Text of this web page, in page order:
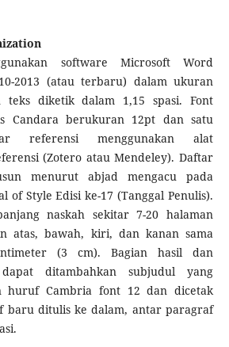
software Microsoft Word
2013 (atau terbaru) dalam ukuran
teks diketik dalam 1,15 spasi. Font
Candara berukuran 12pt dan satu
referensi menggunakan alat
(Zotero atau Mendeley). Daftar
menurut abjad mengacu pada
of Style Edisi ke-17 (Tanggal Penulis).
naskah sekitar 7-20 halaman
atas, bawah, kiri, dan kanan sama
(3 cm). Bagian hasil dan
dapat ditambahkan subjudul yang
huruf Cambria font 12 dan dicetak
baru ditulis ke dalam, antar paragraf